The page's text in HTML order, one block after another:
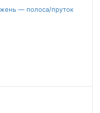
— полоса/пруток